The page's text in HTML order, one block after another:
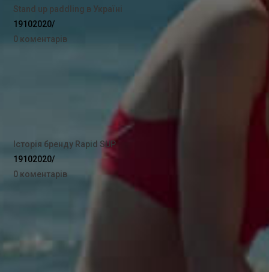
Stand up paddling в Україні
19102020/
0 коментарів
Історія бренду Rapid SUP
19102020/
0 коментарів